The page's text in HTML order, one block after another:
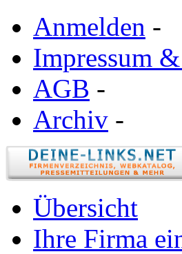
Anmelden -
Impressum
AGB -
Archiv -
Übersicht
Ihre Firma